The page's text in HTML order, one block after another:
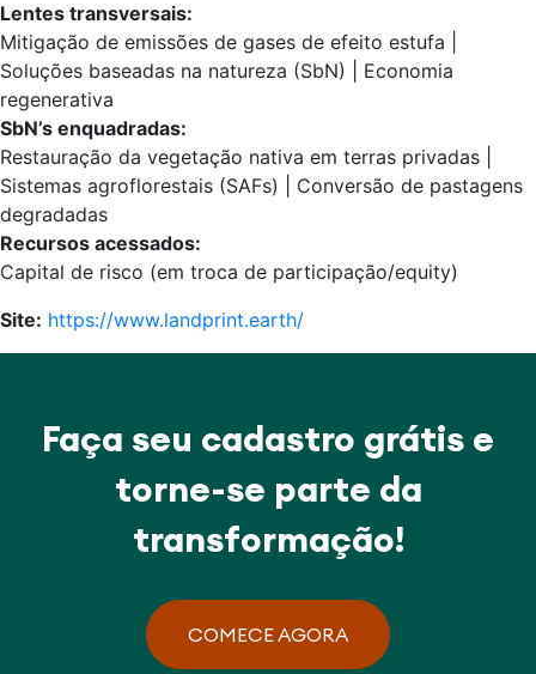
Lentes transversais:
Mitigação de emissões de gases de efeito estufa |
Soluções baseadas na natureza (SbN) | Economia
regenerativa
SbN’s enquadradas:
Restauração da vegetação nativa em terras privadas |
Sistemas agroflorestais (SAFs) | Conversão de pastagens
degradadas
Recursos acessados:
Capital de risco (em troca de participação/equity)
Site: https://www.landprint.earth/
Faça seu cadastro grátis e
torne-se parte da
transformação!
COMECE AGORA